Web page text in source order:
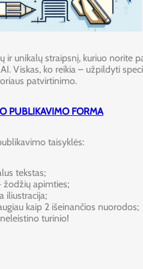
ir unikalų straipsnį, kuriuo norite
Viskas, ko reikia – užpildyti
patvirtinimo.
PUBLIKAVIMO FORMA
taisyklės:
tekstas;
žodžių apimties;
iliustracija;
kaip 2 išeinančios nuorodos;
turinio!